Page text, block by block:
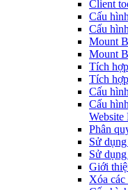
Client
Cấu
Cấu
Mount
Mount
Tích
Tích
Cấu
Cấu
Phân
Sử
Sử
Giới
Xóa các